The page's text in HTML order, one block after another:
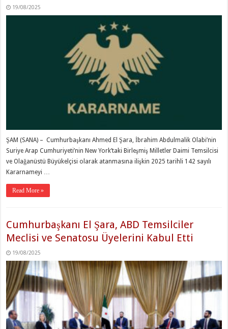
19/08/2025
ŞAM (SANA) – Cumhurbaşkanı Ahmed El Şara, İbrahim Abdulmalik Olabi’nin
Suriye Arap Cumhuriyeti’nin New York’taki Birleşmiş Milletler Daimi Temsilcisi
ve Olağanüstü Büyükelçisi olarak atanmasına ilişkin 2025 tarihli 142 sayılı
Kararnameyi …
Read More »
Cumhurbaşkanı El Şara, ABD Temsilciler
Meclisi ve Senatosu Üyelerini Kabul Etti
19/08/2025